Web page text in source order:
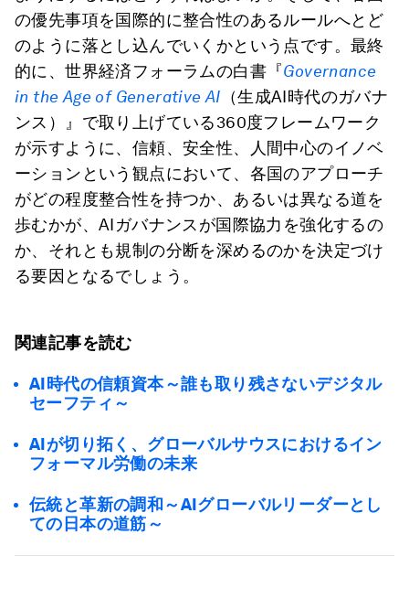
の優先事項を国際的に整合性のあるルールへとど
のように落とし込んでいくかという点です。最終
的に、世界経済フォーラムの白書『Governance
in the Age of Generative AI （生成AI時代のガバナ
ンス）』で取り上げている360度フレームワーク
が示すように、信頼、安全性、人間中心のイノベ
ーションという観点において、各国のアプローチ
がどの程度整合性を持つか、あるいは異なる道を
歩むかが、AIガバナンスが国際協力を強化するの
か、それとも規制の分断を深めるのかを決定づけ
る要因となるでしょう。
関連記事を読む
AI時代の信頼資本～誰も取り残さないデジタル
セーフティ～
AIが切り拓く、グローバルサウスにおけるイン
フォーマル労働の未来
伝統と革新の調和～AIグローバルリーダーとし
ての日本の道筋～